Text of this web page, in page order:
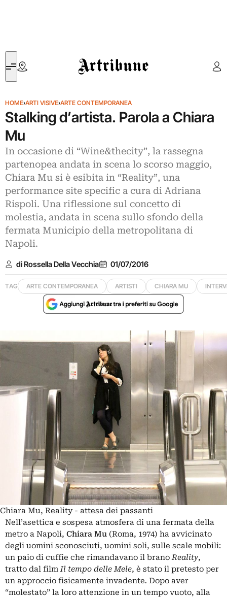
Artribune
HOME›ARTI VISIVE›ARTE CONTEMPORANEA
Stalking d’artista. Parola a Chiara
Mu
In occasione di “Wine&thecity”, la rassegna
partenopea andata in scena lo scorso maggio,
Chiara Mu si è esibita in “Reality”, una
performance site specific a cura di Adriana
Rispoli. Una riflessione sul concetto di
molestia, andata in scena sullo sfondo della
fermata Municipio della metropolitana di
Napoli.
di Rossella Della Vecchia 01/07/2016
TAG ARTE CONTEMPORANEA ARTISTI CHIARA MU
Chiara Mu, Reality - attesa dei passanti
Nell’asettica e sospesa atmosfera di una fermata della
metro a Napoli, Chiara Mu (Roma, 1974) ha avvicinato
degli uomini sconosciuti, uomini soli, sulle scale mobili:
un paio di cuffie che rimandavano il branoReality,
tratto dal filmIl tempo delle Mele, è stato il pretesto per
un approccio fisicamente invadente. Dopo aver
“molestato” la loro attenzione in un tempo vuoto, alla